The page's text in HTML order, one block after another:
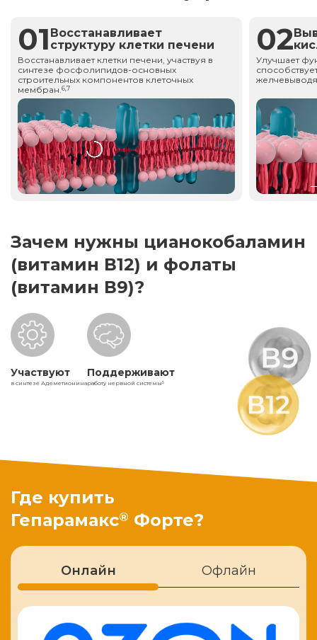
01 Восстанавливает
структуру клетки печени
Восстанавливает клетки печени, участвуя в
синтезе фосфолипидов-основных
строительных компонентов клеточных
мембран.6,7
02
Улучшает
Зачем нужны цианокобаламин
(витамин В12) и фолаты
(витамин В9)?
Участвуют
в синтезе Адеметионина
Поддерживают
работу нервной системы5
Где купить
Гепарамакс® Форте?
Онлайн Офлайн